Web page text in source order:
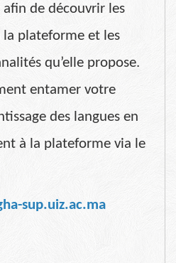
de découvrir les
la plateforme et les
qu’elle propose.
entamer votre
des langues en
à la plateforme via le
sup.uiz.ac.ma